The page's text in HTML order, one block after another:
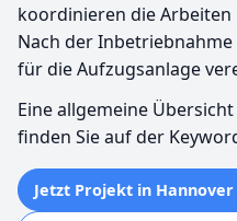
koordinieren die
Nach der
für die Aufzugsanlage
Eine allgemeine
finden Sie auf der
Jetzt Projekt in